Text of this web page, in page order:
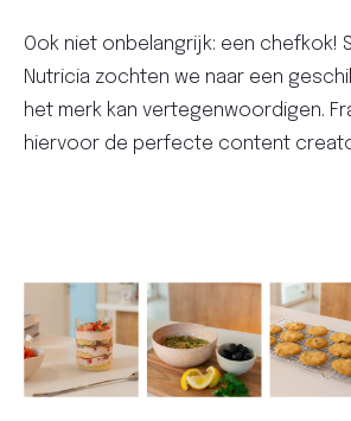
Ook niet onbelangrijk: een chefkok!
Nutricia zochten we naar een
het merk kan vertegenwoordigen.
hiervoor de perfecte content